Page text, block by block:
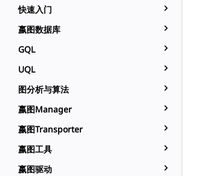
快速入门
嬴图数据库
GQL
UQL
图分析与算法
嬴图Manager
嬴图Transporter
嬴图工具
嬴图驱动